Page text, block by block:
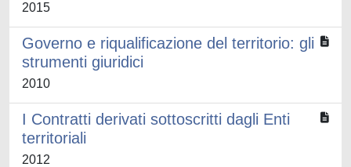
2015
Governo e riqualificazione del territorio: gli
strumenti giuridici
2010
I Contratti derivati sottoscritti dagli Enti
territoriali
2012